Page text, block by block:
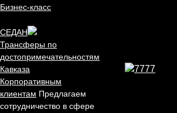
Бизнес-класс
СЕДАН
Трансферы по
достопримечательностям
Кавказа
Корпоративным
клиентам Предлагаем
сотрудничество в сфере